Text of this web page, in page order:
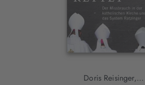
Doris Reisinger,